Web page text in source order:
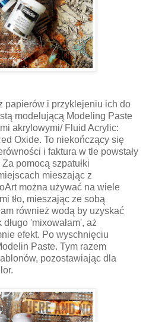
papierów i przyklejeniu ich do
modelującą Modeling Paste
akrylowymi/ Fluid Acrylic:
Oxide. To niekończący się
i faktura w tle powstały
pomocą szpatułki
mieszając z
można używać na wiele
tło, mieszając ze sobą
również wodą by uzyskać
długo 'mixowałam', aż
efekt. Po wyschnięciu
Paste. Tym razem
pozostawiając dla